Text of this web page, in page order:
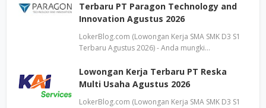
Terbaru PT Paragon Technology and
Innovation Agustus 2026
LokerBlog.com (Lowongan Kerja SMA SMK D3 S1
Terbaru Agustus 2026) - Anda mungki…
Lowongan Kerja Terbaru PT Reska
Multi Usaha Agustus 2026
LokerBlog.com (Lowongan Kerja SMA SMK D3 S1